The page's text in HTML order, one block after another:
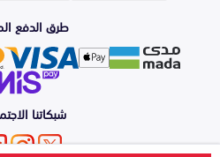
الشمعات
والاصطبات
الفرامل
اكسسوارات
الزيوت و
التلميع
هيونداي
كيا
طرق الدفع
شبكاتنا